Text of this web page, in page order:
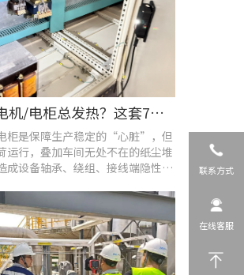
造纸厂电机/电柜总发热？这套7×24h在线监测方案帮你“扼杀”热隐患！
柜是保障生产稳定的“心脏”，但
运行，叠加车间无处不在的纸尘堆
成设备轴承、绕组、接线端隐性发
联系方式
在线客服